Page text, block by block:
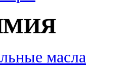
масла